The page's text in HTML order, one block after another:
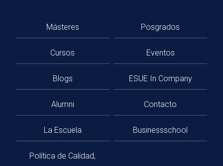
Másteres Posgrados
Cursos Eventos
Blogs ESUE In Company
Alumni Contacto
La Escuela Businessschool
Política de Calidad,